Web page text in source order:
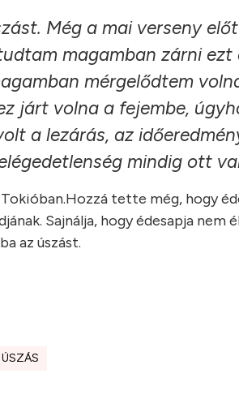
Még a mai verseny
magamban zárni
mérgelődtem
járt volna a fejembe,
a lezárás, az
mindig ott
tette még, hogy
Sajnálja, hogy édesapja
az úszást.
ÚSZÁS